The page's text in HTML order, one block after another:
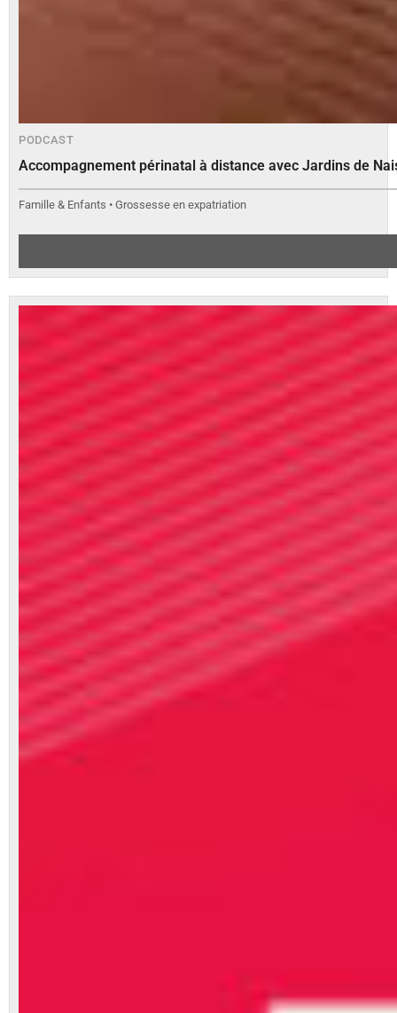
PODCAST
Accompagnement périnatal à distance avec Jardins de
Famille & Enfants • Grossesse en expatriation